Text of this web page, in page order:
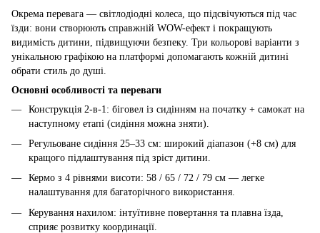
Окрема перевага — світлодіодні колеса, що підсвічуються під час
їзди: вони створюють справжній WOW-ефект і покращують
видимість дитини, підвищуючи безпеку. Три кольорові варіанти з
унікальною графікою на платформі допомагають кожній дитині
обрати стиль до душі.
Основні особливості та переваги
Конструкція 2-в-1: біговел із сидінням на початку + самокат на
наступному етапі (сидіння можна зняти).
Регульоване сидіння 25–33 см: широкий діапазон (+8 см) для
кращого підлаштування під зріст дитини.
Кермо з 4 рівнями висоти: 58 / 65 / 72 / 79 см — легке
налаштування для багаторічного використання.
Керування нахилом: інтуїтивне повертання та плавна їзда,
сприяє розвитку координації.